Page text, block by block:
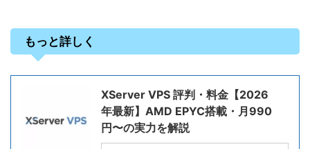
もっと詳しく
XServer VPS 評判・料金【2026
年最新】AMD EPYC搭載・月990
円〜の実力を解説